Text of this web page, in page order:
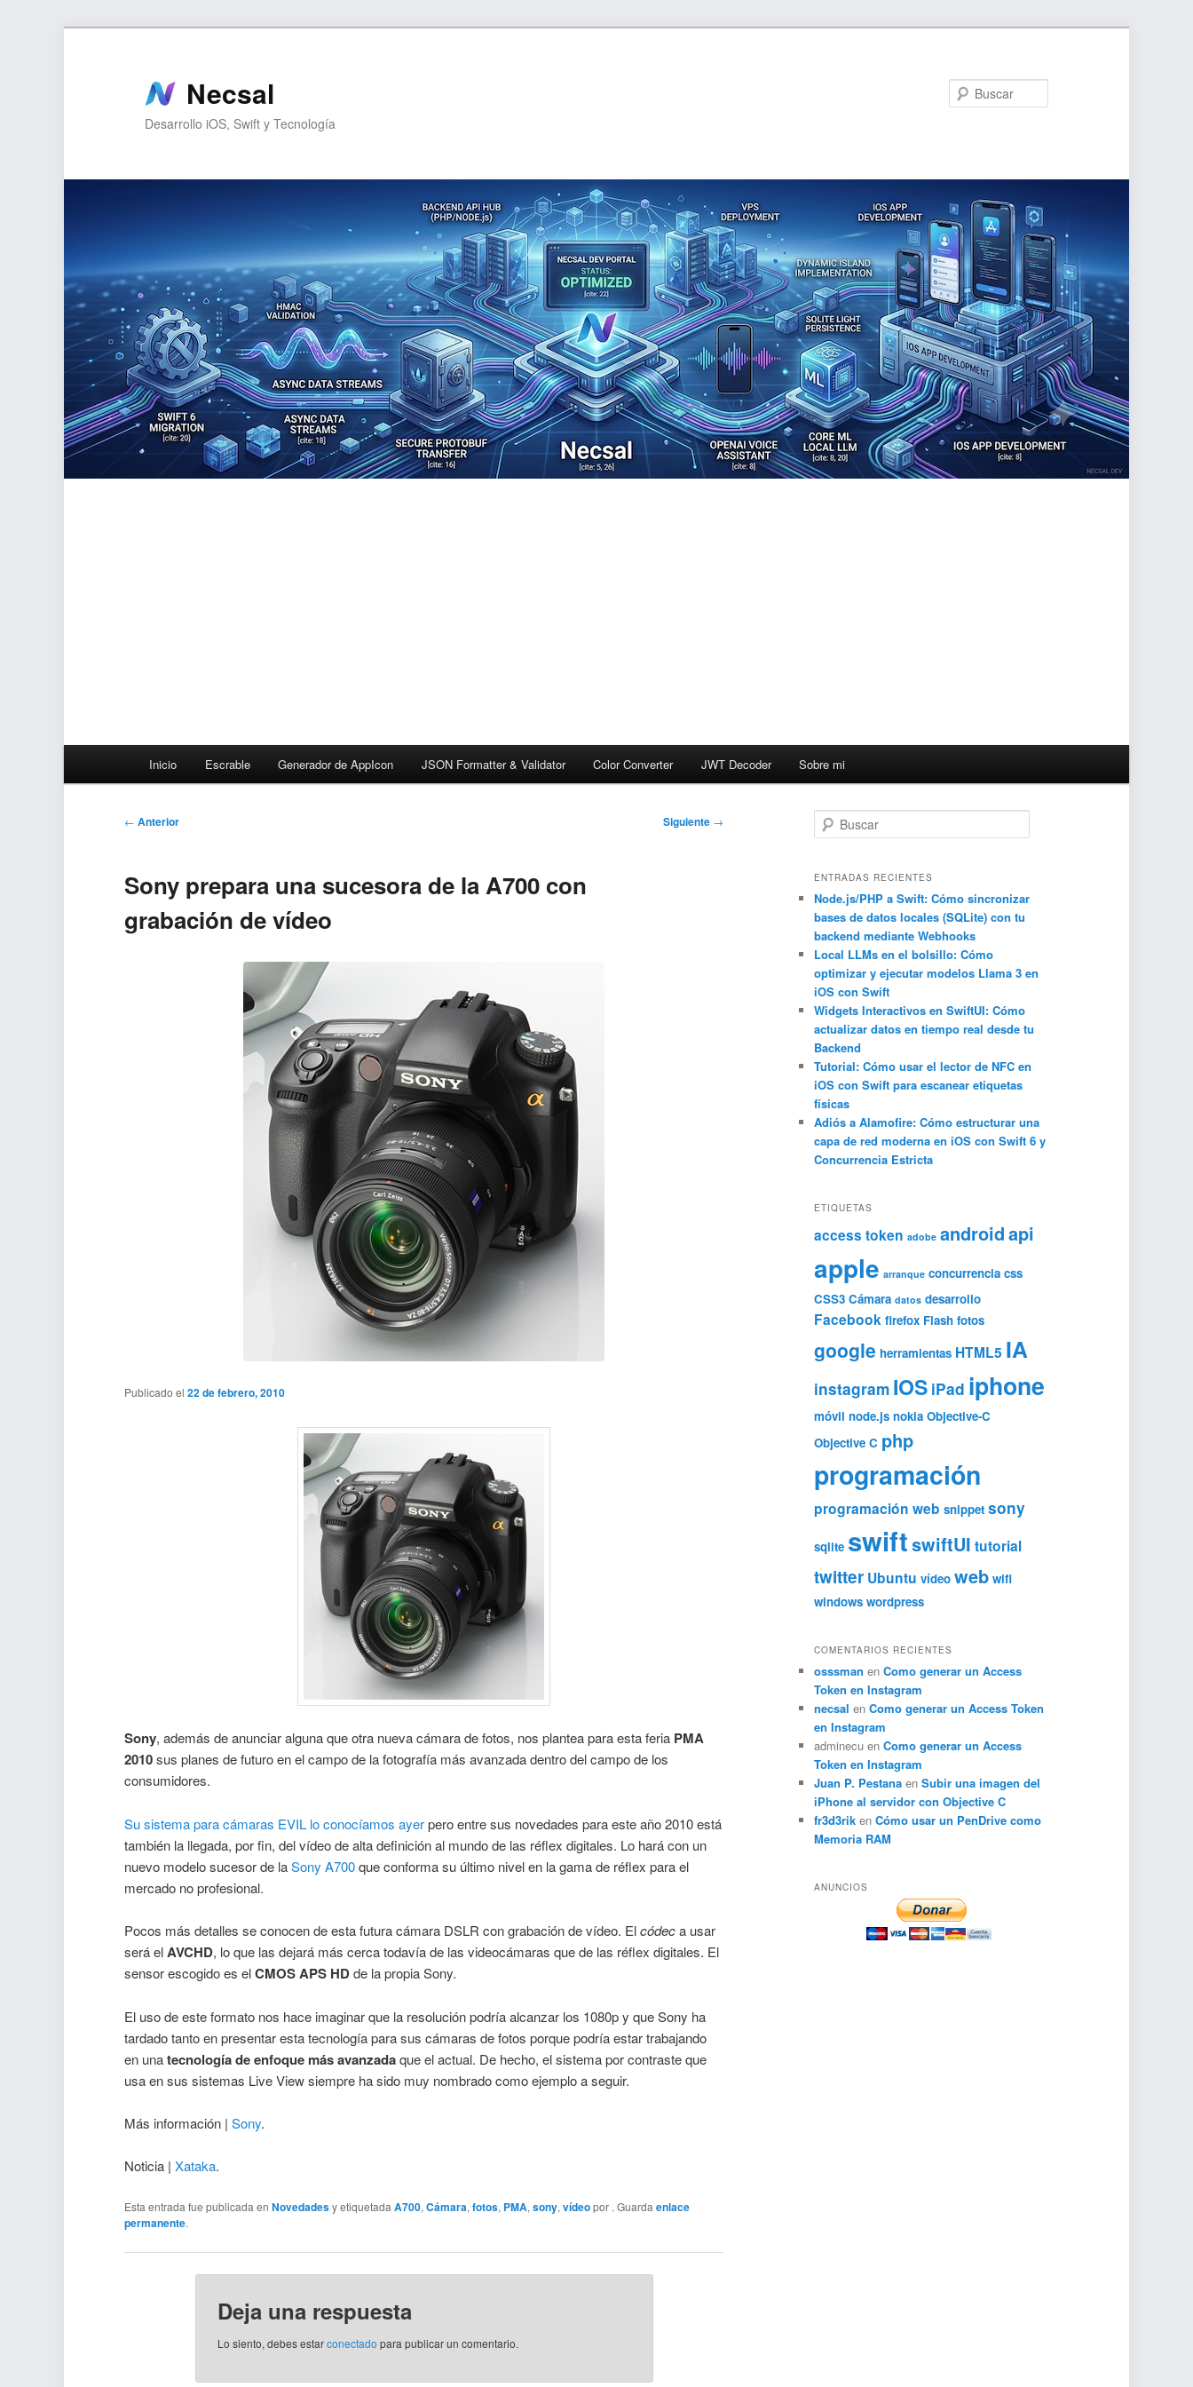
Necsal
Desarrollo iOS, Swift y Tecnología
Inicio Escrable Generador de AppIcon JSON Formatter & Validator Color Converter JWT Decoder Sobre mi
Navegación
← Anterior Siguiente →
Sony prepara una sucesora de la A700 con
grabación de vídeo
Publicado el22 de febrero, 2010
Sony, además de anunciar alguna que otra nueva cámara de fotos, nos plantea para esta feria PMA
2010sus planes de futuro en el campo de la fotografía más avanzada dentro del campo de los
consumidores.
Su sistema para cámaras EVIL lo conocíamos ayerpero entre sus novedades para este año 2010 está
también la llegada, por fin, del vídeo de alta definición al mundo de las réflex digitales. Lo hará con un
nuevo modelo sucesor de laSony A700que conforma su último nivel en la gama de réflex para el
mercado no profesional.
Pocos más detalles se conocen de esta futura cámara DSLR con grabación de vídeo. Elcódeca usar
será elAVCHD, lo que las dejará más cerca todavía de las videocámaras que de las réflex digitales. El
sensor escogido es elCMOS APS HDde la propia Sony.
El uso de este formato nos hace imaginar que la resolución podría alcanzar los 1080p y que Sony ha
tardado tanto en presentar esta tecnología para sus cámaras de fotos porque podría estar trabajando
en unatecnología de enfoque más avanzadaque el actual. De hecho, el sistema por contraste que
usa en sus sistemas Live View siempre ha sido muy nombrado como ejemplo a seguir.
Más información |Sony.
Noticia |Xataka.
Esta entrada fue publicada enNovedadesy etiquetadaA700,Cámara,fotos, PMA,sony,vídeopor . Guardaenlace
permanente.
Deja una respuesta
Lo siento, debes estarconectado para publicar un comentario.
u
c
a
r
ENTRADAS RECIENTES
Node.js/PHP a Swift: Cómo sincronizar
bases de datos locales (SQLite) con tu
backend mediante Webhooks
Local LLMs en el bolsillo: Cómo
optimizar y ejecutar modelos Llama 3 en
iOS con Swift
Widgets Interactivos en SwiftUI: Cómo
actualizar datos en tiempo real desde tu
Backend
Tutorial: Cómo usar el lector de NFC en
iOS con Swift para escanear etiquetas
físicas
Adiós a Alamofire: Cómo estructurar una
capa de red moderna en iOS con Swift 6 y
Concurrencia Estricta
ETIQUETAS
access token adobe androidapi
apple arranque concurrencia css
CSS3 Cámara datos desarrollo
Facebook firefox Flash fotos
google herramientas HTML5 IA
instagram IOS iPad iphone
móvil node.js nokia Objective-C
Objective C php
programación
programación web snippet sony
sqlite swiftswiftUI tutorial
twitter Ubuntu vídeo web wifi
windows wordpress
COMENTARIOS RECIENTES
osssman en Como generar un Access
Token en Instagram
necsal en Como generar un Access Token
en Instagram
adminecuen Como generar un Access
Token en Instagram
Juan P. Pestanaen Subir una imagen del
iPhone al servidor con Objective C
fr3d3riken Cómo usar un PenDrive como
Memoria RAM
ANUNCIOS